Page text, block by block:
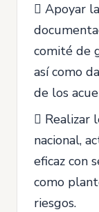
 Apoyar
comité de
así como
de los
 Realizar
nacional,
eficaz con
como
riesgos.